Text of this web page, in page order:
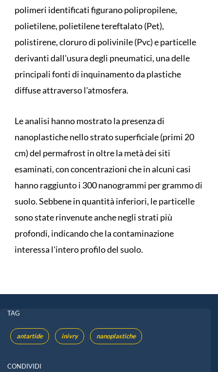
polimeri identificati figurano polipropilene,
polietilene, polietilene tereftalato (Pet),
polistirene, cloruro di polivinile (Pvc) e particelle
derivanti dall'usura degli pneumatici, una delle
principali fonti di inquinamento da plastiche
diffuse attraverso l'atmosfera.
Le analisi hanno mostrato la presenza di
nanoplastiche nello strato superficiale (primi 20
cm) del permafrost in oltre la metà dei siti
esaminati, con concentrazioni che in alcuni casi
hanno raggiunto i 300 nanogrammi per grammo di
suolo. Sebbene in quantità inferiori, le particelle
sono state rinvenute anche negli strati più
profondi, indicando che la contaminazione
interessa l'intero profilo del suolo.
TAG
antartide inivry nanoplastiche
CONDIVIDI